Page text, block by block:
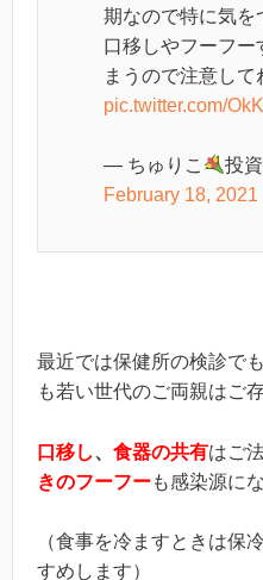
期なので特に気を
口移しやフーフー
まうので注意して
pic.twitter.com/
— ちゅりこ
投
February 18, 2021
最近では保健所の検診で
も若い世代のご両親はご
口移し、 食器の共有はご
きのフーフーも感染源に
（食事を冷ますときは保
すめします）